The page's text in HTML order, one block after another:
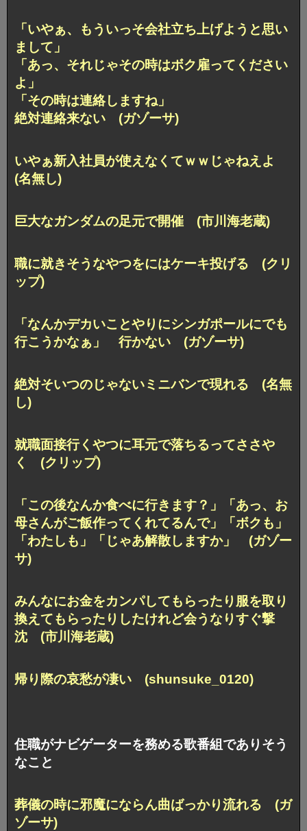
「いやぁ、もういっそ会社立ち上げようと思い
まして」
「あっ、それじゃその時はボク雇ってください
よ」
「その時は連絡しますね」
絶対連絡来ない (ガゾーサ)
いやぁ新入社員が使えなくてｗｗじゃねえよ
(名無し)
巨大なガンダムの足元で開催 (市川海老蔵)
職に就きそうなやつをにはケーキ投げる (クリ
ップ)
「なんかデカいことやりにシンガポールにでも
行こうかなぁ」 行かない (ガゾーサ)
絶対そいつのじゃないミニバンで現れる (名無
し)
就職面接行くやつに耳元で落ちるってささや
く (クリップ)
「この後なんか食べに行きます？」「あっ、お
母さんがご飯作ってくれてるんで」「ボクも」
「わたしも」「じゃあ解散しますか」 (ガゾー
サ)
みんなにお金をカンパしてもらったり服を取り
換えてもらったりしたけれど会うなりすぐ撃
沈 (市川海老蔵)
帰り際の哀愁が凄い (shunsuke_0120)
住職がナビゲーターを務める歌番組でありそう
なこと
葬儀の時に邪魔にならん曲ばっかり流れる (ガ
ゾーサ)